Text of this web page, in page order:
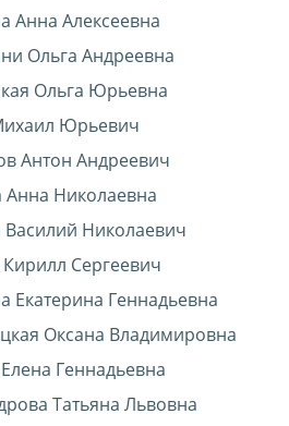
Анна Алексеевна
Ольга Андреевна
Ольга Юрьевна
Юрьевич
Антон Андреевич
Анна Николаевна
Василий Николаевич
Сергеевич
Екатерина Геннадьевна
Оксана Владимировна
Геннадьевна
Татьяна Львовна